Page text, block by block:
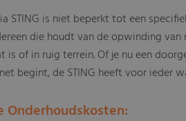
STING is niet beperkt tot een
die houdt van de opwinding
is of in ruig terrein. Of je nu een
begint, de STING heeft voor ieder
Onderhoudskosten: